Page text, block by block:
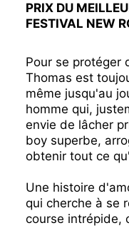
PRIX DU
FESTIVAL NEW
Pour se protéger
Thomas est
même jusqu'au
homme qui,
envie de lâcher
boy superbe,
obtenir tout ce
Une histoire
qui cherche à se
course intrépide,